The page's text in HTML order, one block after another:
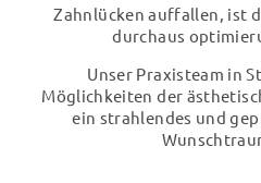
Bitte um
Ja, ich habe die
genommen und bin damit
angegebenen Daten
Zahnlücken auffallen, ist
durchaus
Unser Praxisteam in
Möglichkeiten der
ein strahlendes und